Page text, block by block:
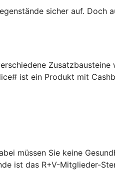
sicher auf. Doch
ist ein Produkt mit
müssen Sie keine
ist das R+V-Mitglieder-